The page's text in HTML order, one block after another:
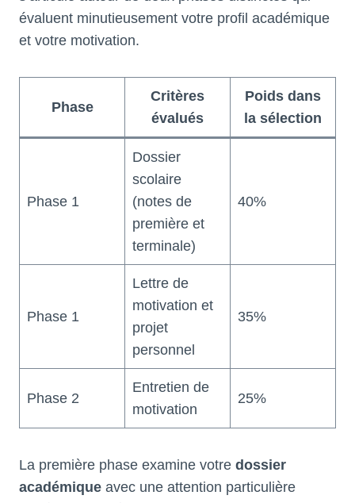
évaluent minutieusement votre profil académique
et votre motivation.
Phase
Critères
évalués
Poids dans
la sélection
Phase 1
Dossier
scolaire
(notes de
première et
terminale)
40%
Phase 1
Lettre de
motivation et
projet
personnel
35%
Phase 2
Entretien de
motivation
25%
La première phase examine votre dossier
académique avec une attention particulière